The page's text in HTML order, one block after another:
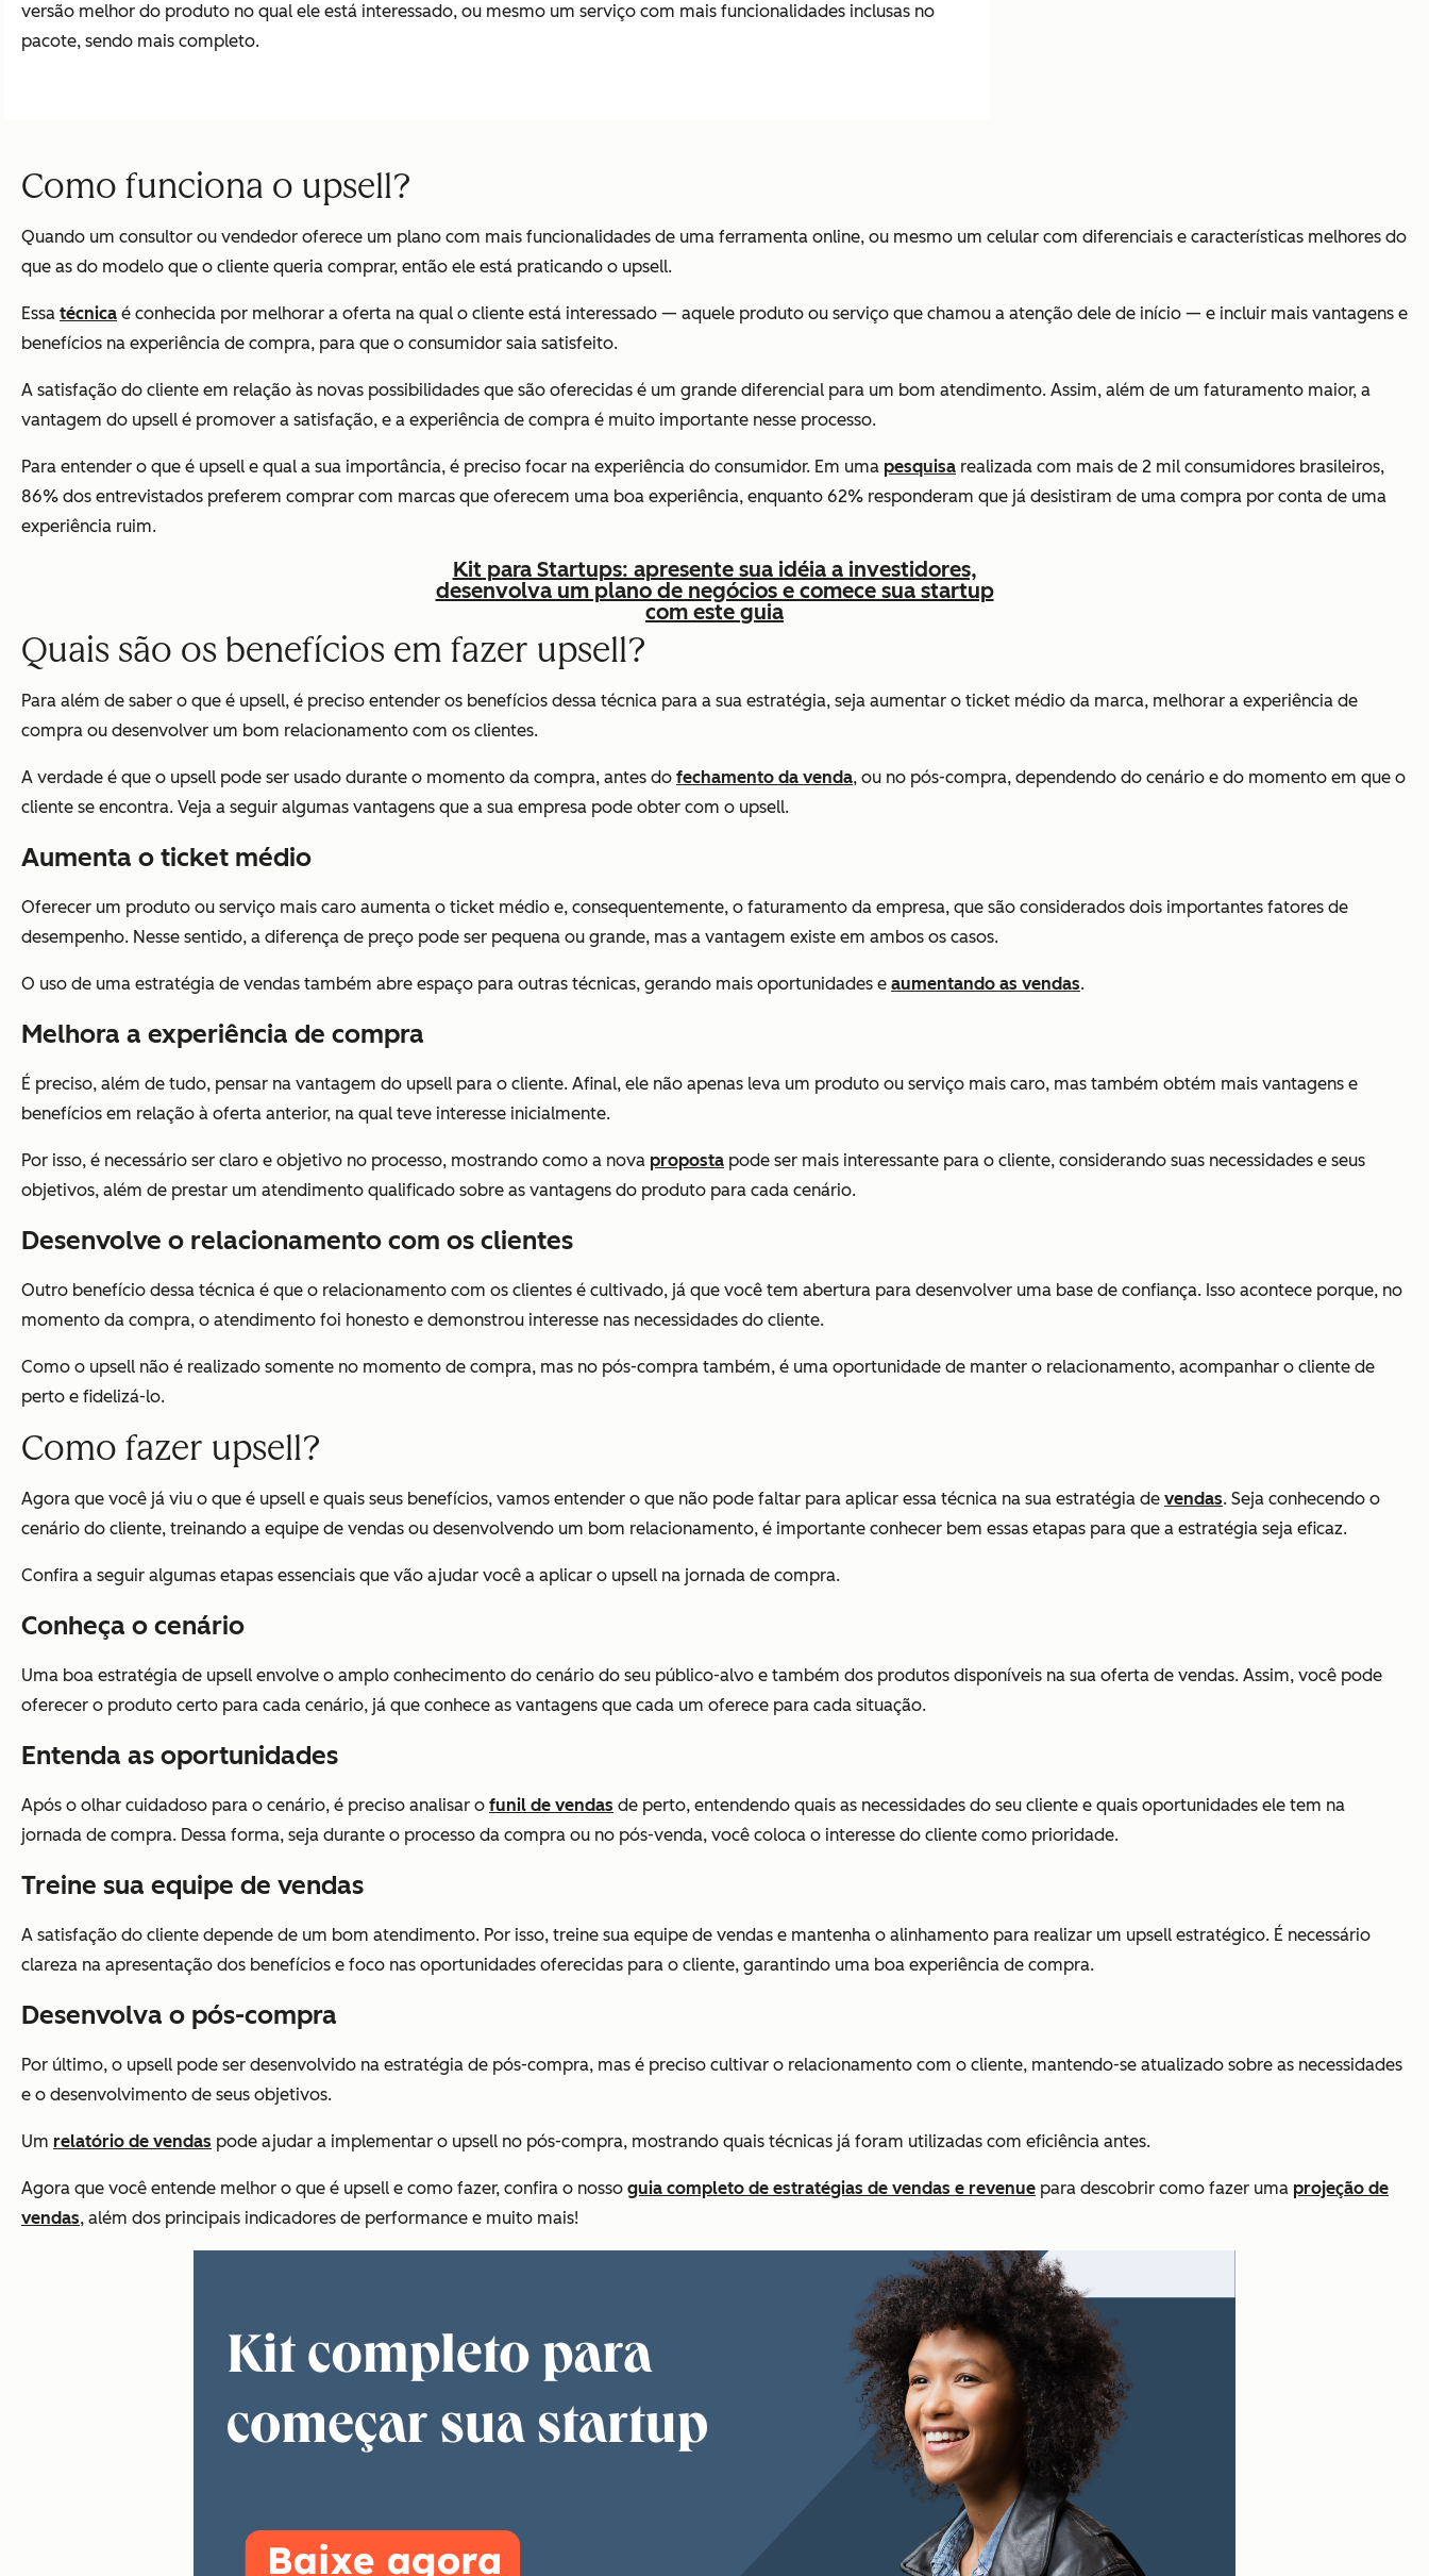
versão melhor do produto no qual ele está interessado, ou mesmo um serviço com mais funcionalidades inclusas no
pacote, sendo mais completo.
Como funciona o upsell?
Quando um consultor ou vendedor oferece um plano com mais funcionalidades de uma ferramenta online, ou mesmo um celular com diferenciais e características melhores do
que as do modelo que o cliente queria comprar, então ele está praticando o upsell.
Essa técnica é conhecida por melhorar a oferta na qual o cliente está interessado — aquele produto ou serviço que chamou a atenção dele de início — e incluir mais vantagens e
benefícios na experiência de compra, para que o consumidor saia satisfeito.
A satisfação do cliente em relação às novas possibilidades que são oferecidas é um grande diferencial para um bom atendimento. Assim, além de um faturamento maior, a
vantagem do upsell é promover a satisfação, e a experiência de compra é muito importante nesse processo.
Para entender o que é upsell e qual a sua importância, é preciso focar na experiência do consumidor. Em uma pesquisa realizada com mais de 2 mil consumidores brasileiros,
86% dos entrevistados preferem comprar com marcas que oferecem uma boa experiência, enquanto 62% responderam que já desistiram de uma compra por conta de uma
experiência ruim.
Kit para Startups: apresente sua idéia a investidores,
desenvolva um plano de negócios e comece sua startup
com este guia
Quais são os benefícios em fazer upsell?
Para além de saber o que é upsell, é preciso entender os benefícios dessa técnica para a sua estratégia, seja aumentar o ticket médio da marca, melhorar a experiência de
compra ou desenvolver um bom relacionamento com os clientes.
A verdade é que o upsell pode ser usado durante o momento da compra, antes do fechamento da venda, ou no pós-compra, dependendo do cenário e do momento em que o
cliente se encontra. Veja a seguir algumas vantagens que a sua empresa pode obter com o upsell.
Aumenta o ticket médio
Oferecer um produto ou serviço mais caro aumenta o ticket médio e, consequentemente, o faturamento da empresa, que são considerados dois importantes fatores de
desempenho. Nesse sentido, a diferença de preço pode ser pequena ou grande, mas a vantagem existe em ambos os casos.
O uso de uma estratégia de vendas também abre espaço para outras técnicas, gerando mais oportunidades e aumentando as vendas.
Melhora a experiência de compra
É preciso, além de tudo, pensar na vantagem do upsell para o cliente. Afinal, ele não apenas leva um produto ou serviço mais caro, mas também obtém mais vantagens e
benefícios em relação à oferta anterior, na qual teve interesse inicialmente.
Por isso, é necessário ser claro e objetivo no processo, mostrando como a nova proposta pode ser mais interessante para o cliente, considerando suas necessidades e seus
objetivos, além de prestar um atendimento qualificado sobre as vantagens do produto para cada cenário.
Desenvolve o relacionamento com os clientes
Outro benefício dessa técnica é que o relacionamento com os clientes é cultivado, já que você tem abertura para desenvolver uma base de confiança. Isso acontece porque, no
momento da compra, o atendimento foi honesto e demonstrou interesse nas necessidades do cliente.
Como o upsell não é realizado somente no momento de compra, mas no pós-compra também, é uma oportunidade de manter o relacionamento, acompanhar o cliente de
perto e fidelizá-lo.
Como fazer upsell?
Agora que você já viu o que é upsell e quais seus benefícios, vamos entender o que não pode faltar para aplicar essa técnica na sua estratégia de vendas. Seja conhecendo o
cenário do cliente, treinando a equipe de vendas ou desenvolvendo um bom relacionamento, é importante conhecer bem essas etapas para que a estratégia seja eficaz.
Confira a seguir algumas etapas essenciais que vão ajudar você a aplicar o upsell na jornada de compra.
Conheça o cenário
Uma boa estratégia de upsell envolve o amplo conhecimento do cenário do seu público-alvo e também dos produtos disponíveis na sua oferta de vendas. Assim, você pode
oferecer o produto certo para cada cenário, já que conhece as vantagens que cada um oferece para cada situação.
Entenda as oportunidades
Após o olhar cuidadoso para o cenário, é preciso analisar o funil de vendas de perto, entendendo quais as necessidades do seu cliente e quais oportunidades ele tem na
jornada de compra. Dessa forma, seja durante o processo da compra ou no pós-venda, você coloca o interesse do cliente como prioridade.
Treine sua equipe de vendas
A satisfação do cliente depende de um bom atendimento. Por isso, treine sua equipe de vendas e mantenha o alinhamento para realizar um upsell estratégico. É necessário
clareza na apresentação dos benefícios e foco nas oportunidades oferecidas para o cliente, garantindo uma boa experiência de compra.
Desenvolva o pós-compra
Por último, o upsell pode ser desenvolvido na estratégia de pós-compra, mas é preciso cultivar o relacionamento com o cliente, mantendo-se atualizado sobre as necessidades
e o desenvolvimento de seus objetivos.
Um relatório de vendas pode ajudar a implementar o upsell no pós-compra, mostrando quais técnicas já foram utilizadas com eficiência antes.
Agora que você entende melhor o que é upsell e como fazer, confira o nosso guia completo de estratégias de vendas e revenue para descobrir como fazer uma projeção de
vendas, além dos principais indicadores de performance e muito mais!